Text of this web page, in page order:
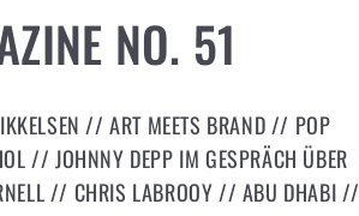
NO. 51
// ART MEETS BRAND // POP
// JOHNNY DEPP IM GESPRÄCH ÜBER
// CHRIS LABROOY // ABU DHABI //